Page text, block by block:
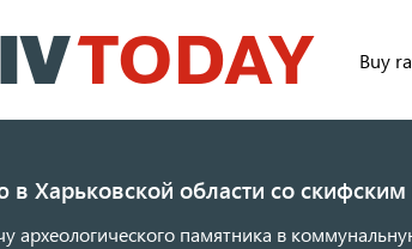
к
основному
Buy
в Харьковской области со
археологического памятника в